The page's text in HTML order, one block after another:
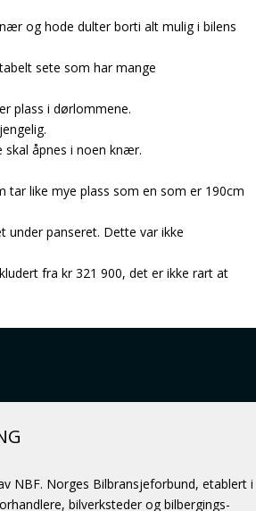
og hode dulter borti alt mulig i bilens
sete som har mange
plass i dørlommene.
åpnes i noen knær.
tar like mye plass som en som er 190cm
under panseret. Dette var ikke
fra kr 321 900, det er ikke rart at
NBF. Norges Bilbransjeforbund, etablert i
bilverksteder og bilbergings-